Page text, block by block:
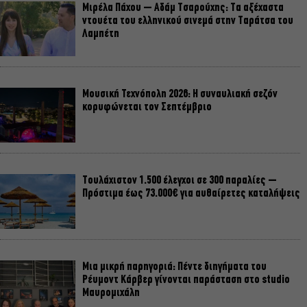
Μιρέλα Πάχου – Αδάμ Τσαρούχης: Τα αξέχαστα
ντουέτα του ελληνικού σινεμά στην Ταράτσα του
Λαμπέτη
Μουσική Τεχνόπολη 2026: Η συναυλιακή σεζόν
κορυφώνεται τον Σεπτέμβριο
Τουλάχιστον 1.500 έλεγχοι σε 300 παραλίες –
Πρόστιμα έως 73.000€ για αυθαίρετες καταλήψεις
Μια μικρή παρηγοριά: Πέντε διηγήματα του
Ρέυμοντ Κάρβερ γίνονται παράσταση στο studio
Μαυρομιχάλη